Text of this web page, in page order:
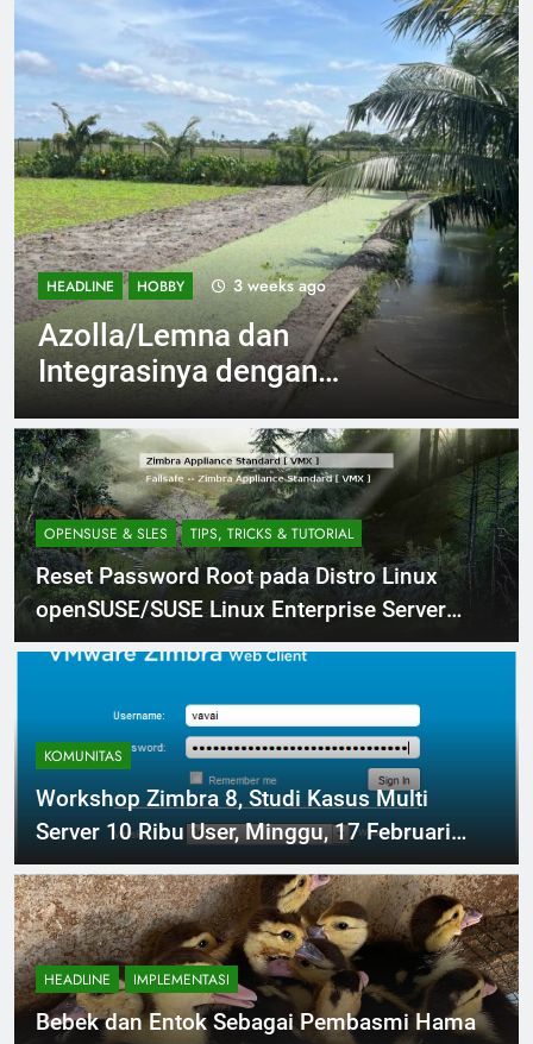
HEADLINE IMPLEMENTASI 3 weeks ago
Menghitung Biaya
Pembuatan Kotak Lahan
(Raised-Bed Gardening)
OPENSUSE & SLES TIPS, TRICKS & TUTORIAL
Reset Password Root pada Distro Linux
openSUSE/SUSE Linux Enterprise Server
(SLES)
KOMUNITAS
Workshop Zimbra 8, Studi Kasus Multi
Server 10 Ribu User, Minggu, 17 Februari
2013
HEADLINE IMPLEMENTASI
Bebek dan Entok Sebagai Pembasmi Hama